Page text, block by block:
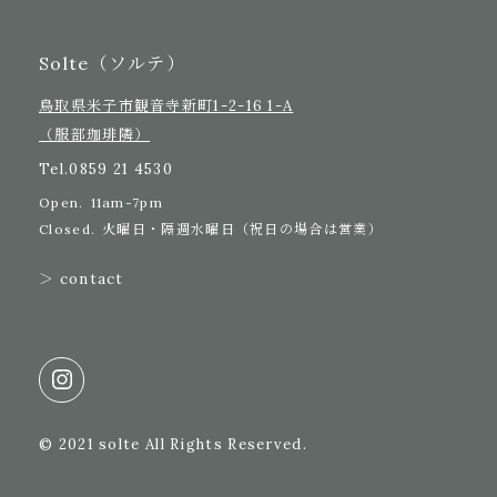
Solte（ソルテ）
鳥取県米子市観音寺新町1-2-16 1-A
（服部珈琲隣）
Tel.0859 21 4530
Open. 11am-7pm
Closed. 火曜日・隔週水曜日（祝日の場合は営業）
＞ contact
© 2021 solte All Rights Reserved.